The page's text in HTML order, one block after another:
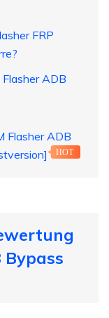
FRP
ADB
Flasher ADB
HOT
Bypass